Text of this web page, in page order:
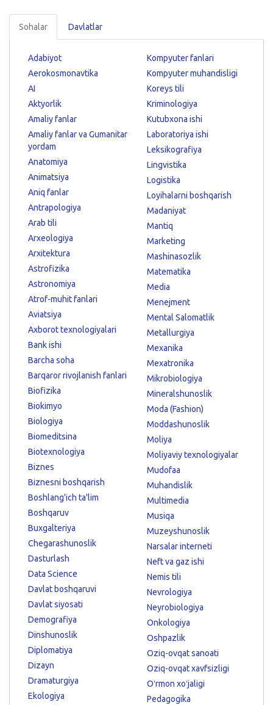
Sohalar Davlatlar
Adabiyot
Aerokosmonavtika
AI
Aktyorlik
Amaliy fanlar
Amaliy fanlar va Gumanitar
yordam
Anatomiya
Animatsiya
Aniq fanlar
Antrapologiya
Arab tili
Arxeologiya
Arxitektura
Astrofizika
Astronomiya
Atrof-muhit fanlari
Aviatsiya
Axborot texnologiyalari
Bank ishi
Barcha soha
Barqaror rivojlanish fanlari
Biofizika
Biokimyo
Biologiya
Biomeditsina
Biotexnologiya
Biznes
Biznesni boshqarish
Boshlang'ich ta'lim
Boshqaruv
Buxgalteriya
Chegarashunoslik
Dasturlash
Data Science
Davlat boshqaruvi
Davlat siyosati
Demografiya
Dinshunoslik
Diplomatiya
Dizayn
Dramaturgiya
Ekologiya
Kompyuter fanlari
Kompyuter muhandisligi
Koreys tili
Kriminologiya
Kutubxona ishi
Laboratoriya ishi
Leksikografiya
Lingvistika
Logistika
Loyihalarni boshqarish
Madaniyat
Mantiq
Marketing
Mashinasozlik
Matematika
Media
Menejment
Mental Salomatlik
Metallurgiya
Mexanika
Mexatronika
Mikrobiologiya
Mineralshunoslik
Moda (Fashion)
Moddashunoslik
Moliya
Moliyaviy texnologiyalar
Mudofaa
Muhandislik
Multimedia
Musiqa
Muzeyshunoslik
Narsalar interneti
Neft va gaz ishi
Nemis tili
Nevrologiya
Neyrobiologiya
Onkologiya
Oshpazlik
Oziq-ovqat sanoati
Oziq-ovqat xavfsizligi
Oʻrmon xoʻjaligi
Pedagogika